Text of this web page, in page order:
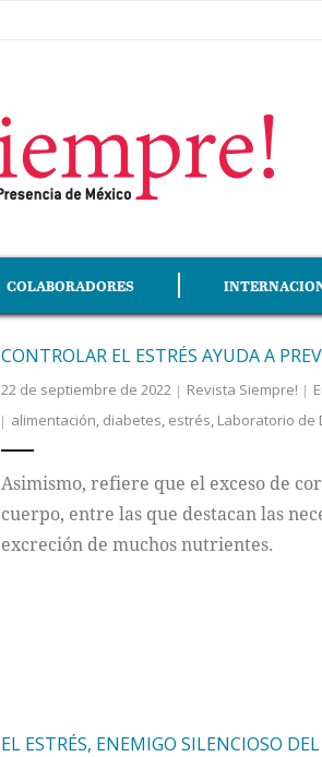
COLABORADORES
CONTROLAR EL ESTRÉS AYUDA A
22 de septiembre de 2022 Revista Siempre!
alimentación, diabetes, estrés, Laboratorio de
Asimismo, refiere que el exceso de
cuerpo, entre las que destacan las
excreción de muchos nutrientes.
EL ESTRÉS, ENEMIGO SILENCIOSO